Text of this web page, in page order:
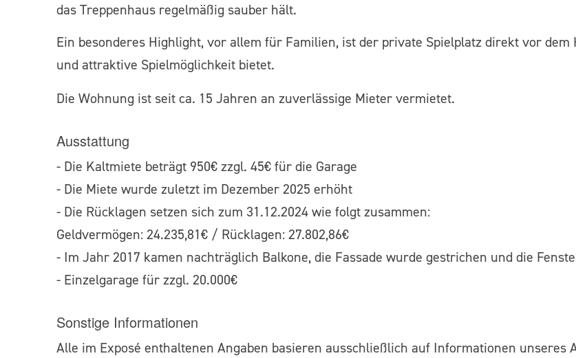
das Treppenhaus regelmäßig sauber hält.
Ein besonderes Highlight, vor allem für Familien, ist der private Spielplatz direkt vor
und attraktive Spielmöglichkeit bietet.
Die Wohnung ist seit ca. 15 Jahren an zuverlässige Mieter vermietet.
Ausstattung
- Die Kaltmiete beträgt 950€ zzgl. 45€ für die Garage
- Die Miete wurde zuletzt im Dezember 2025 erhöht
- Die Rücklagen setzen sich zum 31.12.2024 wie folgt zusammen:
Geldvermögen: 24.235,81€ / Rücklagen: 27.802,86€
- Im Jahr 2017 kamen nachträglich Balkone, die Fassade wurde gestrichen und die
- Einzelgarage für zzgl. 20.000€
Sonstige Informationen
Alle im Exposé enthaltenen Angaben basieren ausschließlich auf Informationen unseres